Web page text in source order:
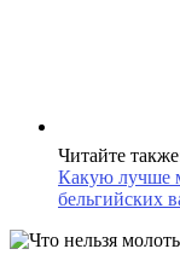
Читайте
Какую лучше
бельгийских